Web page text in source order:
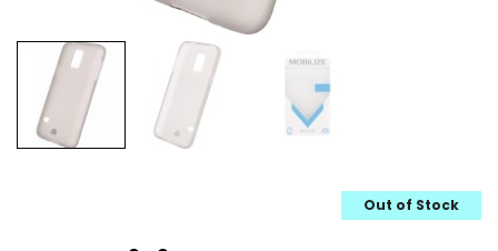
Out of Stock